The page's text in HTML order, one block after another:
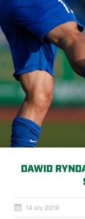
DAWID
14 sty 2019